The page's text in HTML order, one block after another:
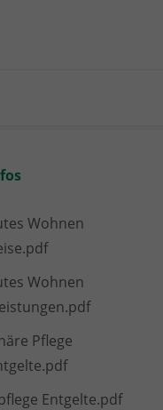
Wohnen
Wohnen
Pflege
Entgelte.pdf